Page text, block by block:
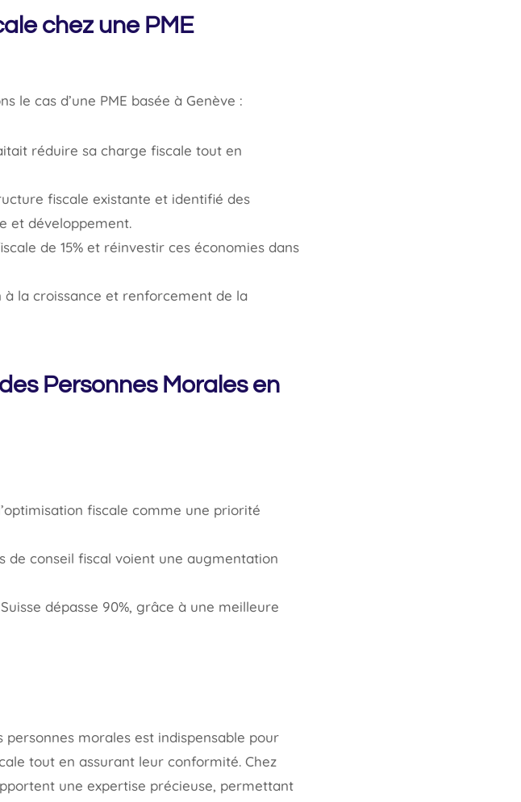
chez une PME
le cas d’une PME basée à Genève :
réduire sa charge fiscale tout en
fiscale existante et identifié des
et développement.
de 15% et réinvestir ces économies dans
la croissance et renforcement de la
Personnes Morales en
fiscale comme une priorité
de conseil fiscal voient une augmentation
dépasse 90%, grâce à une meilleure
morales est indispensable pour
tout en assurant leur conformité. Chez
une expertise précieuse, permettant